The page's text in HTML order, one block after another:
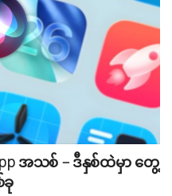
App အသစ် – ဒီနှစ်ထဲမှာ တွေ့
ခု